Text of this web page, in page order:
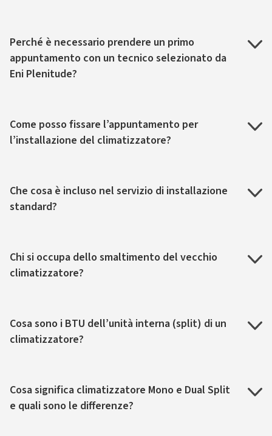
Perché è necessario prendere un primo
appuntamento con un tecnico selezionato da
Eni Plenitude?
Come posso fissare l’appuntamento per
l’installazione del climatizzatore?
Che cosa è incluso nel servizio di installazione
standard?
Chi si occupa dello smaltimento del vecchio
climatizzatore?
Cosa sono i BTU dell’unità interna (split) di un
climatizzatore?
Cosa significa climatizzatore Mono e Dual Split
e quali sono le differenze?